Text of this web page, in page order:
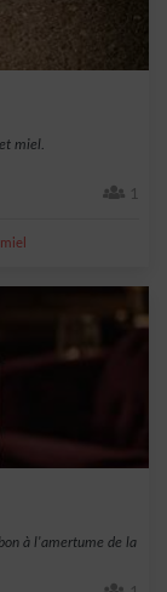
miel.
1
miel
à l'amertume de la